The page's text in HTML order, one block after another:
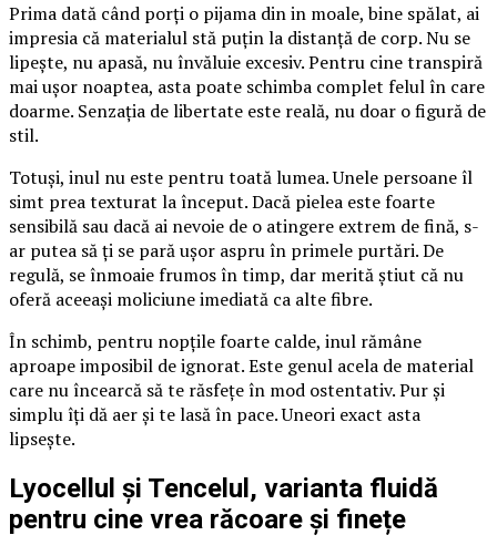
Prima dată când porți o pijama din in moale, bine spălat, ai
impresia că materialul stă puțin la distanță de corp. Nu se
lipește, nu apasă, nu învăluie excesiv. Pentru cine transpiră
mai ușor noaptea, asta poate schimba complet felul în care
doarme. Senzația de libertate este reală, nu doar o figură de
stil.
Totuși, inul nu este pentru toată lumea. Unele persoane îl
simt prea texturat la început. Dacă pielea este foarte
sensibilă sau dacă ai nevoie de o atingere extrem de fină, s-
ar putea să ți se pară ușor aspru în primele purtări. De
regulă, se înmoaie frumos în timp, dar merită știut că nu
oferă aceeași moliciune imediată ca alte fibre.
În schimb, pentru nopțile foarte calde, inul rămâne
aproape imposibil de ignorat. Este genul acela de material
care nu încearcă să te răsfețe în mod ostentativ. Pur și
simplu îți dă aer și te lasă în pace. Uneori exact asta
lipsește.
Lyocellul și Tencelul, varianta fluidă
pentru cine vrea răcoare și finețe